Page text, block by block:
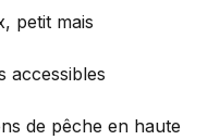
petit mais
accessibles
de pêche en haute